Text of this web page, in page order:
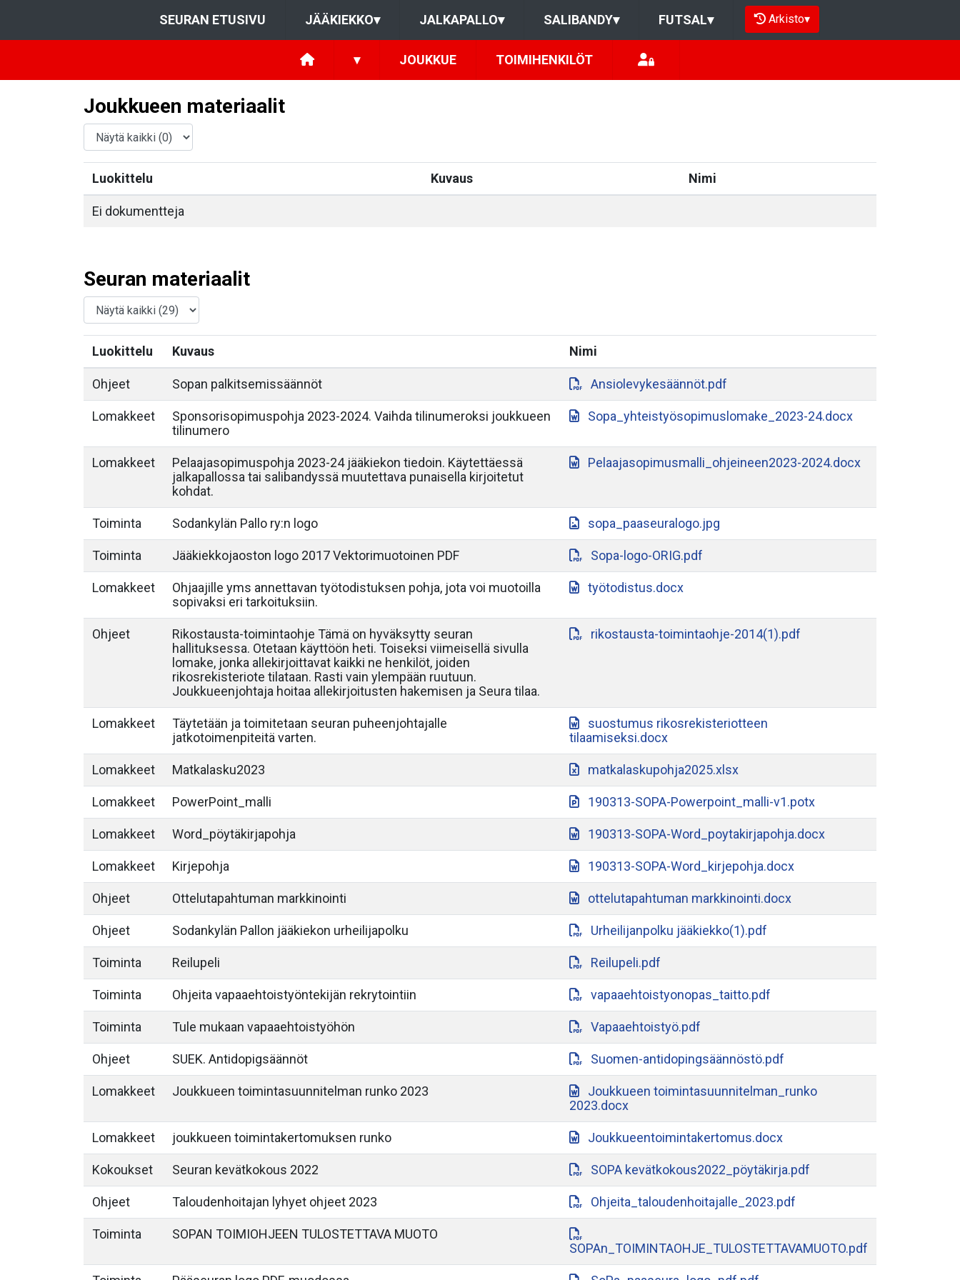
SEURAN ETUSIVU JÄÄKIEKKO▾ JALKAPALLO▾ SALIBANDY▾ FUTSAL▾ Arkisto▾
▾ JOUKKUE TOIMIHENKILÖT
Joukkueen materiaalit
Luokittelu Kuvaus Nimi
Ei dokumentteja
Seuran materiaalit
Luokittelu Kuvaus Nimi
Ohjeet Sopan palkitsemissäännöt Ansiolevykesäännöt.pdf
Lomakkeet
Sponsorisopimuspohja 2023-2024. Vaihda tilinumeroksi joukkueen
tilinumero
Sopa_yhteistyösopimuslomake_2023-24.docx
Lomakkeet
Pelaajasopimuspohja 2023-24 jääkiekon tiedoin. Käytettäessä
jalkapallossa tai salibandyssä muutettava punaisella kirjoitetut
kohdat.
Pelaajasopimusmalli_ohjeineen2023-2024.docx
Toiminta Sodankylän Pallo ry:n logo sopa_paaseuralogo.jpg
Toiminta Jääkiekkojaoston logo 2017 Vektorimuotoinen PDF Sopa-logo-ORIG.pdf
Lomakkeet
Ohjaajille yms annettavan työtodistuksen pohja, jota voi muotoilla
sopivaksi eri tarkoituksiin.
työtodistus.docx
Ohjeet
Rikostausta-toimintaohje Tämä on hyväksytty seuran
hallituksessa. Otetaan käyttöön heti. Toiseksi viimeisellä sivulla
lomake, jonka allekirjoittavat kaikki ne henkilöt, joiden
rikosrekisteriote tilataan. Rasti vain ylempään ruutuun.
Joukkueenjohtaja hoitaa allekirjoitusten hakemisen ja Seura tilaa.
rikostausta-toimintaohje-2014(1).pdf
Lomakkeet
Täytetään ja toimitetaan seuran puheenjohtajalle
jatkotoimenpiteitä varten.
suostumus rikosrekisteriotteen
tilaamiseksi.docx
Lomakkeet Matkalasku2023 matkalaskupohja2025.xlsx
Lomakkeet PowerPoint_malli 190313-SOPA-Powerpoint_malli-v1.potx
Lomakkeet Word_pöytäkirjapohja 190313-SOPA-Word_poytakirjapohja.docx
Lomakkeet Kirjepohja 190313-SOPA-Word_kirjepohja.docx
Ohjeet Ottelutapahtuman markkinointi ottelutapahtuman markkinointi.docx
Ohjeet Sodankylän Pallon jääkiekon urheilijapolku Urheilijanpolku jääkiekko(1).pdf
Toiminta Reilupeli Reilupeli.pdf
Toiminta Ohjeita vapaaehtoistyöntekijän rekrytointiin vapaaehtoistyonopas_taitto.pdf
Toiminta Tule mukaan vapaaehtoistyöhön Vapaaehtoistyö.pdf
Ohjeet SUEK. Antidopigsäännöt Suomen-antidopingsäännöstö.pdf
Lomakkeet Joukkueen toimintasuunnitelman runko 2023
Joukkueen toimintasuunnitelman_runko
2023.docx
Lomakkeet joukkueen toimintakertomuksen runko Joukkueentoimintakertomus.docx
Kokoukset Seuran kevätkokous 2022 SOPA kevätkokous2022_pöytäkirja.pdf
Ohjeet Taloudenhoitajan lyhyet ohjeet 2023 Ohjeita_taloudenhoitajalle_2023.pdf
Toiminta
SOPAN TOIMIOHJEEN TULOSTETTAVA MUOTO
SOPAn_TOIMINTAOHJE_TULOSTETTAVAMUOTO.pdf